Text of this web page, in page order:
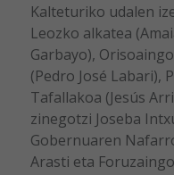
Kalteturiko udalen
Leozko alkatea
Garbayo),
(Pedro José Labari),
Tafallakoa (Jesús
zinegotzi Joseba
Gobernuaren
Arasti eta